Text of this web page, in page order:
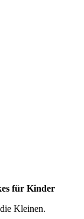
für Kinder
Kleinen.